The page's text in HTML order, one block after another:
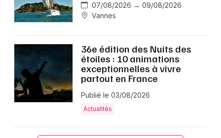
07/08/2026 → 09/08/2026
Vannes
36e édition des Nuits des
étoiles : 10 animations
exceptionnelles à vivre
partout en France
Publié le 03/08/2026
Actualités